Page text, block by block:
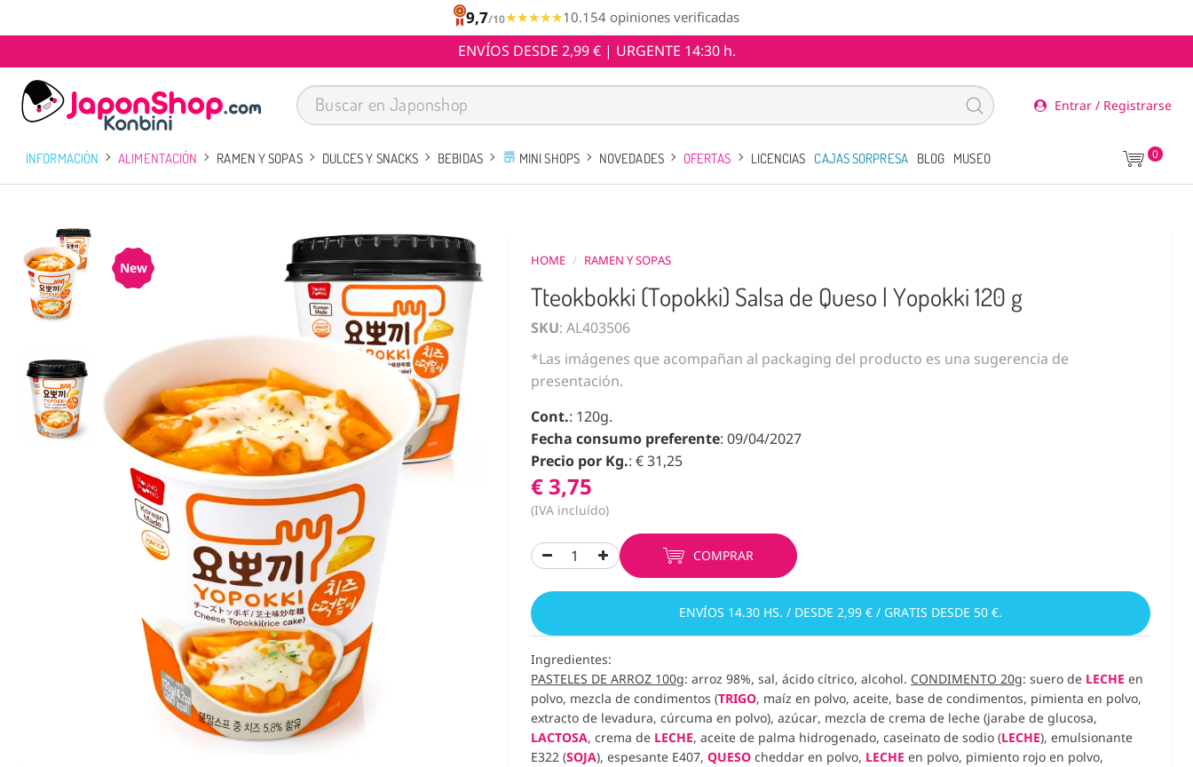
9,7/10★★★★★
★★★★★10.154 opiniones verificadas
ENVÍOS DESDE 2,99 € | URGENTE 14:30 h.
Entrar / Registrarse
INFORMACIÓN ALIMENTACIÓN RAMEN Y SOPAS DULCES Y SNACKS BEBIDAS MINI SHOPS NOVEDADES OFERTAS LICENCIAS CAJAS SORPRESA BLOG MUSEO 0
New HOME / RAMEN Y SOPAS
Tteokbokki (Topokki) Salsa de Queso | Yopokki 120 g
SKU: AL403506
*Las imágenes que acompañan al packaging del producto es una sugerencia de
presentación.
Cont.: 120g.
Fecha consumo preferente: 09/04/2027
Precio por Kg.: € 31,25
€ 3,75
(IVA incluído)
COMPRAR
ENVÍOS 14.30 HS. / DESDE 2,99 € / GRATIS DESDE 50 €.
Ingredientes:
PASTELES DE ARROZ 100g: arroz 98%, sal, ácido cítrico, alcohol. CONDIMENTO 20g: suero de LECHE en
polvo, mezcla de condimentos (TRIGO, maíz en polvo, aceite, base de condimentos, pimienta en polvo,
extracto de levadura, cúrcuma en polvo), azúcar, mezcla de crema de leche (jarabe de glucosa,
LACTOSA, crema de LECHE, aceite de palma hidrogenado, caseinato de sodio (LECHE), emulsionante
E322 (SOJA), espesante E407, QUESO cheddar en polvo, LECHE en polvo, pimiento rojo en polvo,